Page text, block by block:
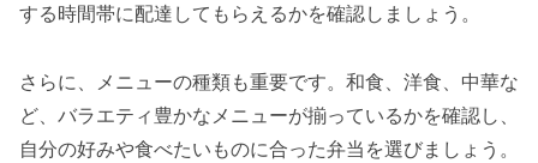
する時間帯に配達してもらえるかを確認しましょう。
さらに、メニューの種類も重要です。和食、洋食、中華な
ど、バラエティ豊かなメニューが揃っているかを確認し、
自分の好みや食べたいものに合った弁当を選びましょう。